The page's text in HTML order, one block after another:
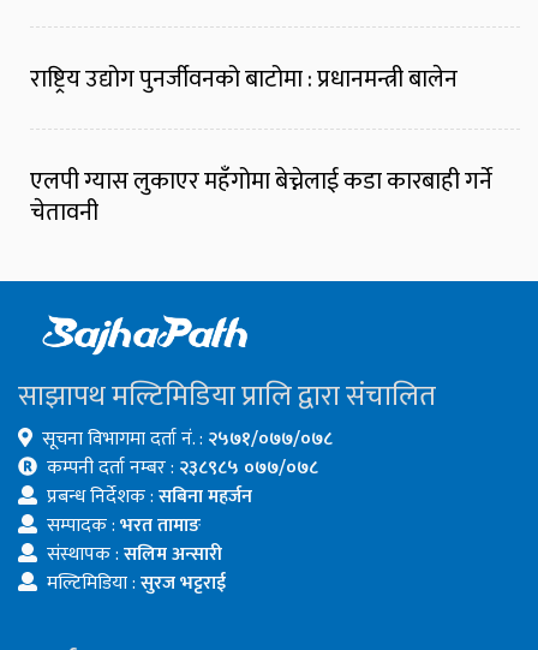
राष्ट्रिय उद्योग पुनर्जीवनको बाटोमा : प्रधानमन्त्री बालेन
एलपी ग्यास लुकाएर महँगोमा बेच्नेलाई कडा कारबाही गर्ने
चेतावनी
साझापथ मल्टिमिडिया प्रालि द्वारा संचालित
सूचना विभागमा दर्ता नं. : २५७१/०७७/०७८
कम्पनी दर्ता नम्बर : २३८९८५ ०७७/०७८
प्रबन्ध निर्देशक :सबिना महर्जन
सम्पादक :भरत तामाङ
संस्थापक :सलिम अन्सारी
मल्टिमिडिया :सुरज भट्टराई